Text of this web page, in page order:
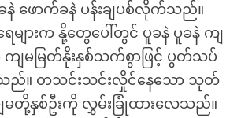
နဲ ဖောက်ခနဲ ပန်းချပစ်လိုက်သည်။
များက နို့တွေပေါ်တွင် ပူခနဲ ပူခနဲ ကျ
ျမမြတ်နိုးနှစ်သက်စွာဖြင့် ပွတ်သပ်
သည်။ တသင်းသင်းလှိုင်နေသော သုတ်
မတို့နှစ်ဦးကို လွှမ်းခြုံထားလေသည်။